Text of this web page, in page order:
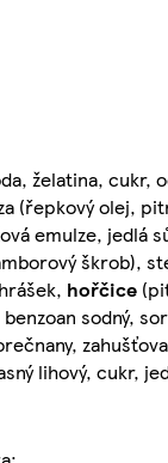
želatina, cukr,
(řepkový olej,
emulze, jedlá
škrob),
hořčice
sodný,
lihový, cukr,